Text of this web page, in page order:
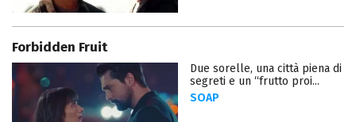
Forbidden Fruit
Due sorelle, una città piena di
segreti e un “frutto proi...
SOAP